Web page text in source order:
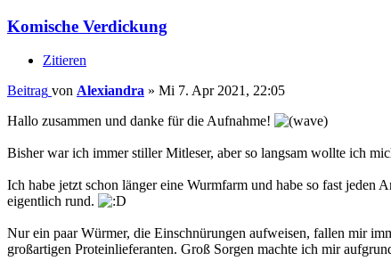
Komische Verdickung
Zitieren
Beitrag von Alexiandra » Mi 7. Apr 2021, 22:05
Hallo zusammen und danke für die Aufnahme!
Bisher war ich immer stiller Mitleser, aber so langsam wollte ich
Ich habe jetzt schon länger eine Wurmfarm und habe so fast jeden
eigentlich rund.
Nur ein paar Würmer, die Einschnürungen aufweisen, fallen mir
großartigen Proteinlieferanten. Groß Sorgen machte ich mir